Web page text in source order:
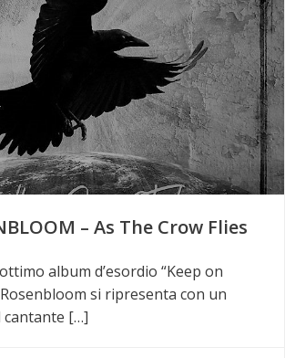
– As The Crow Flies
album d’esordio “Keep on
si ripresenta con un
cantante […]